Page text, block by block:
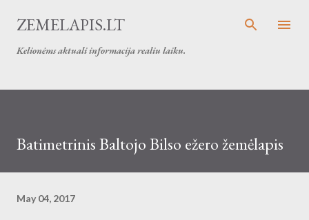
Skip to main content
ZEMELAPIS.LT
Kelionėms aktuali informacija realiu laiku.
Batimetrinis Baltojo Bilso ežero žemėlapis
May 04, 2017